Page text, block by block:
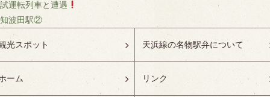
試運転列車と遭遇
知波田駅②
光スポット 天浜線の名物駅弁について
ーム リンク